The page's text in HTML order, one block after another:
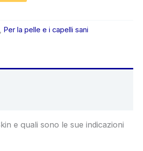
, Per la pelle e i capelli sani
e quali sono le sue indicazioni